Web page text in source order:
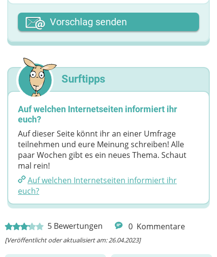
5 Bewertungen 0 Kommentare
[Veröffentlicht oder aktualisiert am: 26.04.2023]
Dein Vor- oder Spitzname
Deine Nachricht
Vorschlag senden
Surftipps
Auf welchen Internetseiten informiert ihr
euch?
Auf dieser Seite könnt ihr an einer Umfrage
teilnehmen und eure Meinung schreiben! Alle
paar Wochen gibt es ein neues Thema. Schaut
mal rein!
Auf welchen Internetseiten informiert ihr
euch?